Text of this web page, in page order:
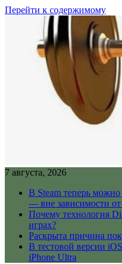
Перейти к содержимому
7 августа, 2026
В Steam теперь
— вне зависимости
Почему технология
играх?
Раскрыта причина
В тестовой версии
iPhone Ultra